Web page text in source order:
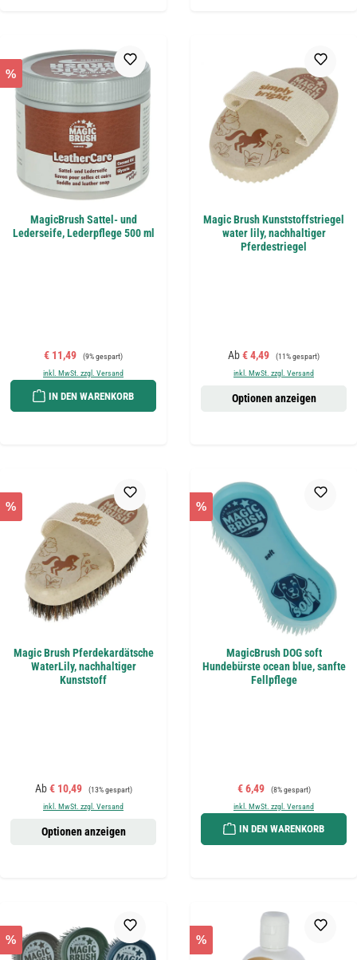
%
MagicBrush Sattel- und
Lederseife, Lederpflege 500 ml
Verkaufspreis:
€ 11,49 Regulärer Preis:
(9% gespart)
inkl. MwSt. zzgl. Versand
IN DEN WARENKORB
Magic Brush Kunststoffstriegel
water lily, nachhaltiger
Pferdestriegel
Verkaufspreis:
Ab€ 4,49 Regulärer Preis:
(11% gespart)
inkl. MwSt. zzgl. Versand
Optionen anzeigen
%
Magic Brush Pferdekardätsche
WaterLily, nachhaltiger
Kunststoff
Verkaufspreis:
Ab€ 10,49 Regulärer Preis:
(13% gespart)
inkl. MwSt. zzgl. Versand
Optionen anzeigen
%
MagicBrush DOG soft
Hundebürste ocean blue, sanfte
Fellpflege
Verkaufspreis:
€ 6,49 Regulärer Preis:
(8% gespart)
inkl. MwSt. zzgl. Versand
IN DEN WARENKORB
% %